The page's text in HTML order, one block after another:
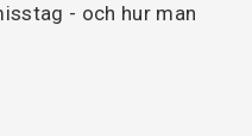
- och hur man